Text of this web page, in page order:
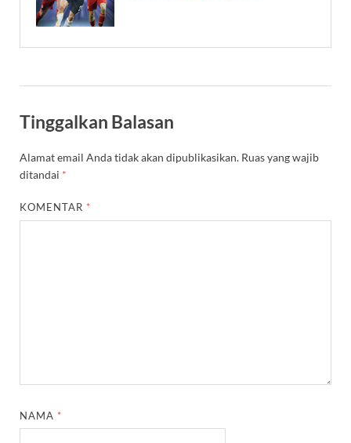
Tinggalkan Balasan
Alamat email Anda tidak akan dipublikasikan. Ruas yang wajib
ditandai *
KOMENTAR *
NAMA *